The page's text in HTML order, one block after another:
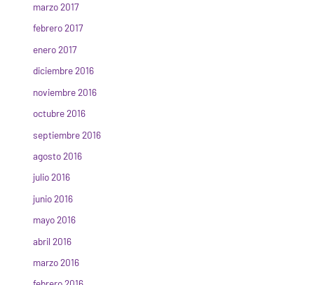
marzo 2017
febrero 2017
enero 2017
diciembre 2016
noviembre 2016
octubre 2016
septiembre 2016
agosto 2016
julio 2016
junio 2016
mayo 2016
abril 2016
marzo 2016